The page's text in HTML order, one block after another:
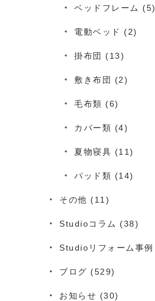
ベッドフレーム (5)
電動ベッド (2)
掛布団 (13)
敷き布団 (2)
毛布類 (6)
カバー類 (4)
夏物寝具 (11)
パッド類 (14)
その他 (11)
Studioコラム (38)
Studioリフォーム事例
ブログ (529)
お知らせ (30)